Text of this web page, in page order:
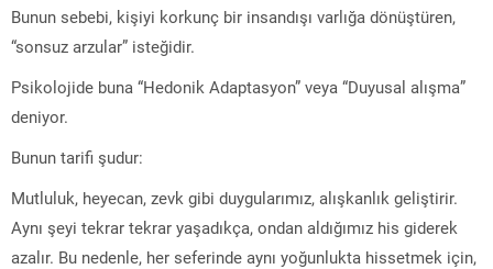
Bunun sebebi, kişiyi korkunç bir insandışı varlığa dönüştüren,
“sonsuz arzular” isteğidir.
Psikolojide buna “Hedonik Adaptasyon” veya “Duyusal alışma”
deniyor.
Bunun tarifi şudur:
Mutluluk, heyecan, zevk gibi duygularımız, alışkanlık geliştirir.
Aynı şeyi tekrar tekrar yaşadıkça, ondan aldığımız his giderek
azalır. Bu nedenle, her seferinde aynı yoğunlukta hissetmek için,